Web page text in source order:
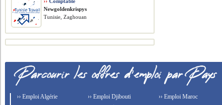
Newgoldenkrispys
Tunisie, Zaghouan
›› Emploi Algérie
›› Emploi Djibouti
›› Emploi Maroc